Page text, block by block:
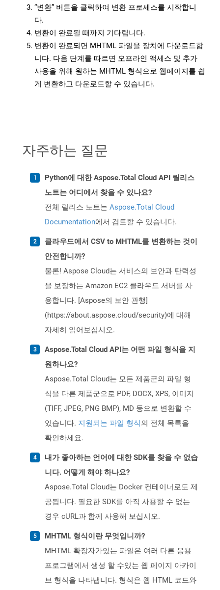
“변환” 버튼을 클릭하여 변환 프로세스를 시작합니
다.
변환이 완료될 때까지 기다립니다.
변환이 완료되면 MHTML 파일을 장치에 다운로드합
니다. 다음 단계를 따르면 오프라인 액세스 및 추가
사용을 위해 원하는 MHTML 형식으로 웹페이지를 쉽
게 변환하고 다운로드할 수 있습니다.
자주하는 질문
Python에 대한 Aspose.Total Cloud API 릴리스
노트는 어디에서 찾을 수 있나요?
전체 릴리스 노트는 Aspose.Total Cloud
Documentation에서 검토할 수 있습니다.
클라우드에서 CSV to MHTML를 변환하는 것이
안전합니까?
물론! Aspose Cloud는 서비스의 보안과 탄력성
을 보장하는 Amazon EC2 클라우드 서버를 사
용합니다. [Aspose의 보안 관행]
(https://about.aspose.cloud/security)에 대해
자세히 읽어보십시오.
Aspose.Total Cloud API는 어떤 파일 형식을 지
원하나요?
Aspose.Total Cloud는 모든 제품군의 파일 형
식을 다른 제품군으로 PDF, DOCX, XPS, 이미지
(TIFF, JPEG, PNG BMP), MD 등으로 변환할 수
있습니다. 지원되는 파일 형식의 전체 목록을
확인하세요.
내가 좋아하는 언어에 대한 SDK를 찾을 수 없습
니다. 어떻게 해야 하나요?
Aspose.Total Cloud는 Docker 컨테이너로도 제
공됩니다. 필요한 SDK를 아직 사용할 수 없는
경우 cURL과 함께 사용해 보십시오.
MHTML 형식이란 무엇입니까?
MHTML 확장자가있는 파일은 여러 다른 응용
프로그램에서 생성 할 수있는 웹 페이지 아카이
브 형식을 나타냅니다. 형식은 웹 HTML 코드와